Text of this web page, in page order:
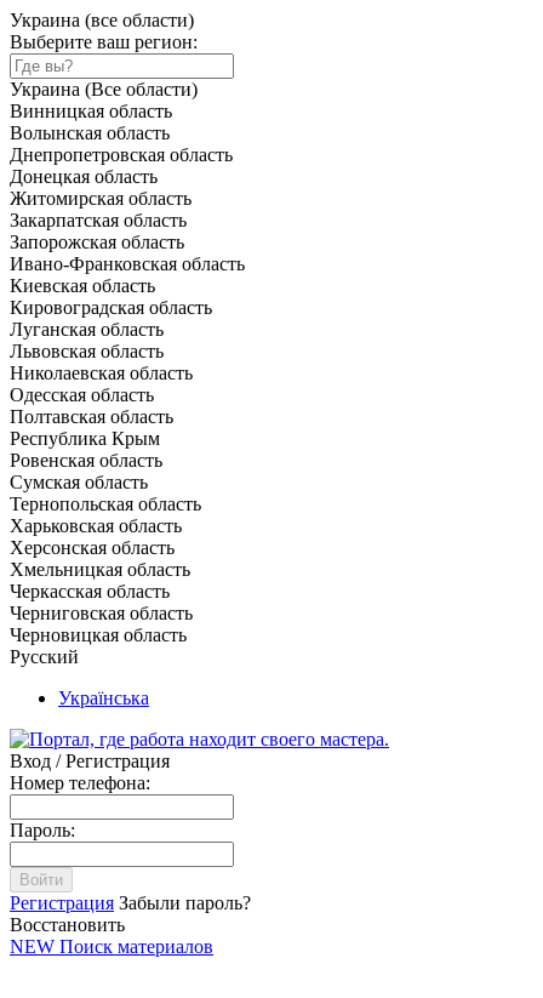
Украина (все области)
Выберите ваш регион:
Украина (Все области)
Винницкая область
Волынская область
Днепропетровская область
Донецкая область
Житомирская область
Закарпатская область
Запорожская область
Ивано-Франковская область
Киевская область
Кировоградская область
Луганская область
Львовская область
Николаевская область
Одесская область
Полтавская область
Республика Крым
Ровенская область
Сумская область
Тернопольская область
Харьковская область
Херсонская область
Хмельницкая область
Черкасская область
Черниговская область
Черновицкая область
Русский
Українська
Вход / Регистрация
Номер телефона:
Пароль:
Войти
Регистрация Забыли пароль?
Восстановить
NEW Поиск материалов